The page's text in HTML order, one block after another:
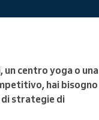
un centro yoga o una
hai bisogno
strategie di